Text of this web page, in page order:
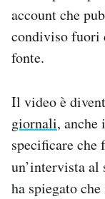
Newsletter
Notifiche
Regala il Post
account che
condiviso fuori
fonte.
Il video è
giornali, anche
specificare che
un’intervista al
ha spiegato